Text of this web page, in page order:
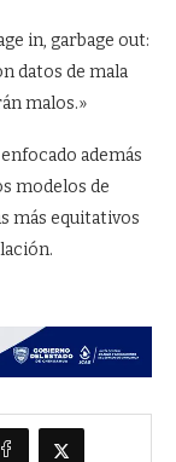
in, garbage out:
datos de mala
malos.»
además
modelos de
más equitativos